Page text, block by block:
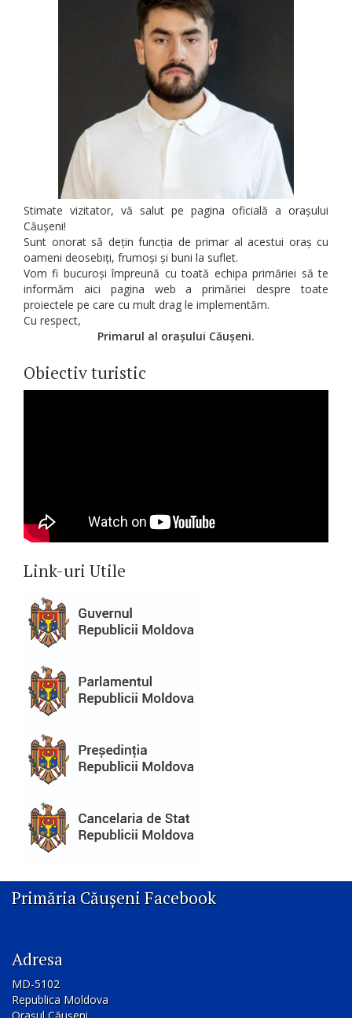
Stimate vizitator, vă salut pe pagina oficială a orașului
Căușeni!
Sunt onorat să dețin funcția de primar al acestui oraș cu
oameni deosebiți, frumoși și buni la suflet.
Vom fi bucuroși împreună cu toată echipa primăriei să te
informăm aici pagina web a primăriei despre toate
proiectele pe care cu mult drag le implementăm.
Cu respect,
Primarul al orașului Căușeni.
Obiectiv turistic
Link-uri Utile
Primăria Căușeni Facebook
Adresa
MD-5102
Republica Moldova